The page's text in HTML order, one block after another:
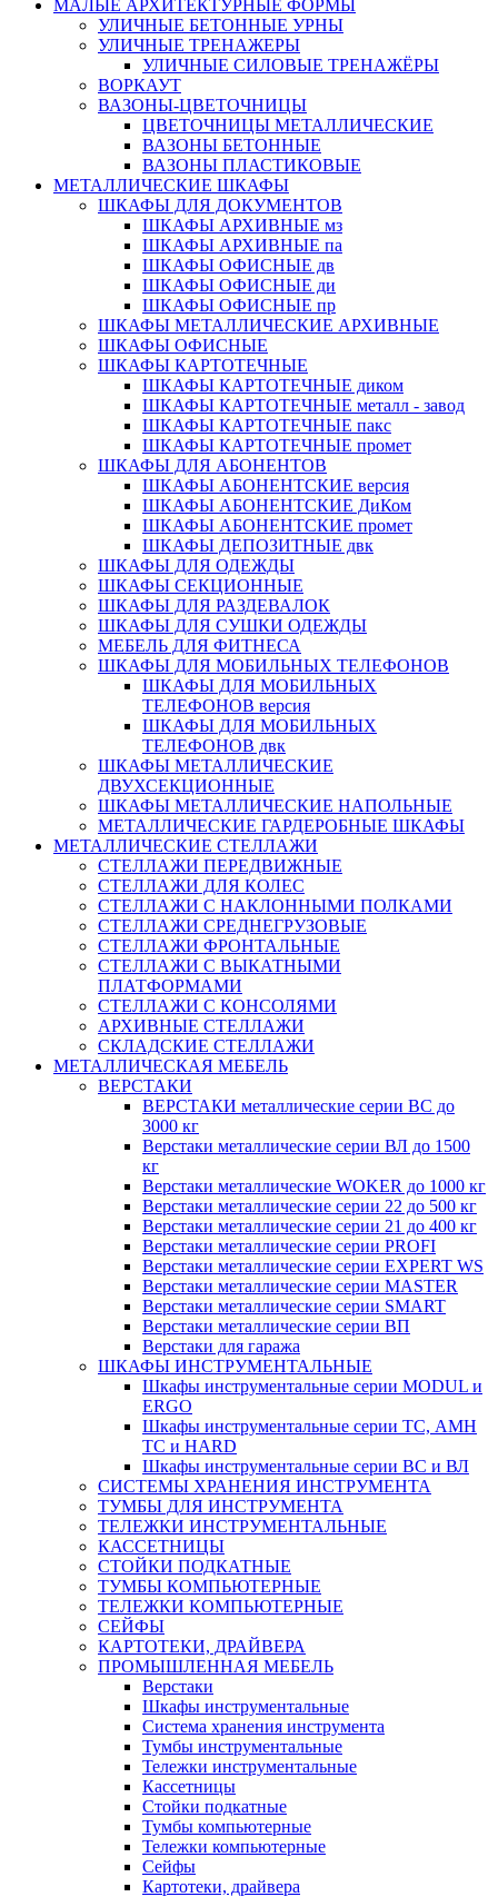
МАЛЫЕ АРХИТЕКТУРНЫЕ ФОРМЫ
УЛИЧНЫЕ БЕТОННЫЕ УРНЫ
УЛИЧНЫЕ ТРЕНАЖЕРЫ
УЛИЧНЫЕ СИЛОВЫЕ ТРЕНАЖЁРЫ
ВОРКАУТ
ВАЗОНЫ-ЦВЕТОЧНИЦЫ
ЦВЕТОЧНИЦЫ МЕТАЛЛИЧЕСКИЕ
ВАЗОНЫ БЕТОННЫЕ
ВАЗОНЫ ПЛАСТИКОВЫЕ
МЕТАЛЛИЧЕСКИЕ ШКАФЫ
ШКАФЫ ДЛЯ ДОКУМЕНТОВ
ШКАФЫ АРХИВНЫЕ мз
ШКАФЫ АРХИВНЫЕ па
ШКАФЫ ОФИСНЫЕ дв
ШКАФЫ ОФИСНЫЕ ди
ШКАФЫ ОФИСНЫЕ пр
ШКАФЫ МЕТАЛЛИЧЕСКИЕ АРХИВНЫЕ
ШКАФЫ ОФИСНЫЕ
ШКАФЫ КАРТОТЕЧНЫЕ
ШКАФЫ КАРТОТЕЧНЫЕ диком
ШКАФЫ КАРТОТЕЧНЫЕ металл - завод
ШКАФЫ КАРТОТЕЧНЫЕ пакс
ШКАФЫ КАРТОТЕЧНЫЕ промет
ШКАФЫ ДЛЯ АБОНЕНТОВ
ШКАФЫ АБОНЕНТСКИЕ версия
ШКАФЫ АБОНЕНТСКИЕ ДиКом
ШКАФЫ АБОНЕНТСКИЕ промет
ШКАФЫ ДЕПОЗИТНЫЕ двк
ШКАФЫ ДЛЯ ОДЕЖДЫ
ШКАФЫ СЕКЦИОННЫЕ
ШКАФЫ ДЛЯ РАЗДЕВАЛОК
ШКАФЫ ДЛЯ СУШКИ ОДЕЖДЫ
МЕБЕЛЬ ДЛЯ ФИТНЕСА
ШКАФЫ ДЛЯ МОБИЛЬНЫХ ТЕЛЕФОНОВ
ШКАФЫ ДЛЯ МОБИЛЬНЫХ
ТЕЛЕФОНОВ версия
ШКАФЫ ДЛЯ МОБИЛЬНЫХ
ТЕЛЕФОНОВ двк
ШКАФЫ МЕТАЛЛИЧЕСКИЕ
ДВУХСЕКЦИОННЫЕ
ШКАФЫ МЕТАЛЛИЧЕСКИЕ НАПОЛЬНЫЕ
МЕТАЛЛИЧЕСКИЕ ГАРДЕРОБНЫЕ ШКАФЫ
МЕТАЛЛИЧЕСКИЕ СТЕЛЛАЖИ
СТЕЛЛАЖИ ПЕРЕДВИЖНЫЕ
СТЕЛЛАЖИ ДЛЯ КОЛЕС
СТЕЛЛАЖИ С НАКЛОННЫМИ ПОЛКАМИ
СТЕЛЛАЖИ СРЕДНЕГРУЗОВЫЕ
СТЕЛЛАЖИ ФРОНТАЛЬНЫЕ
СТЕЛЛАЖИ С ВЫКАТНЫМИ
ПЛАТФОРМАМИ
СТЕЛЛАЖИ С КОНСОЛЯМИ
АРХИВНЫЕ СТЕЛЛАЖИ
СКЛАДСКИЕ СТЕЛЛАЖИ
МЕТАЛЛИЧЕСКАЯ МЕБЕЛЬ
ВЕРСТАКИ
ВЕРСТАКИ металлические серии ВС до
3000 кг
Верстаки металлические серии ВЛ до 1500
кг
Верстаки металлические WOKER до 1000 кг
Верстаки металлические серии 22 до 500 кг
Верстаки металлические серии 21 до 400 кг
Верстаки металлические серии PROFI
Верстаки металлические серии EXPERT WS
Верстаки металлические серии MASTER
Верстаки металлические серии SMART
Верстаки металлические серии ВП
Верстаки для гаража
ШКАФЫ ИНСТРУМЕНТАЛЬНЫЕ
Шкафы инструментальные серии MODUL и
ERGO
Шкафы инструментальные серии ТС, АМН
ТС и HARD
Шкафы инструментальные серии ВС и ВЛ
СИСТЕМЫ ХРАНЕНИЯ ИНСТРУМЕНТА
ТУМБЫ ДЛЯ ИНСТРУМЕНТА
ТЕЛЕЖКИ ИНСТРУМЕНТАЛЬНЫЕ
КАССЕТНИЦЫ
СТОЙКИ ПОДКАТНЫЕ
ТУМБЫ КОМПЬЮТЕРНЫЕ
ТЕЛЕЖКИ КОМПЬЮТЕРНЫЕ
СЕЙФЫ
КАРТОТЕКИ, ДРАЙВЕРА
ПРОМЫШЛЕННАЯ МЕБЕЛЬ
Верстаки
Шкафы инструментальные
Система хранения инструмента
Тумбы инструментальные
Тележки инструментальные
Кассетницы
Стойки подкатные
Тумбы компьютерные
Тележки компьютерные
Сейфы
Картотеки, драйвера